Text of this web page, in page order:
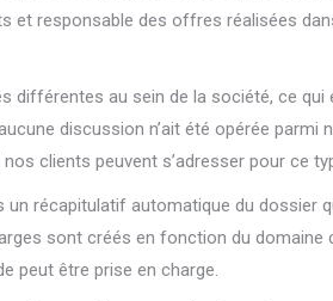
et responsable des offres réalisées
différentes au sein de la société, ce
discussion n’ait été opérée parmi
clients peuvent s’adresser pour ce
récapitulatif automatique du dossier
sont créés en fonction du domaine
peut être prise en charge.